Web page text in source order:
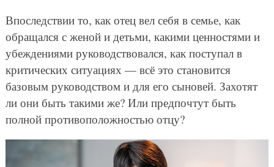
Впоследствии то, как отец вел себя в семье, как
обращался с женой и детьми, какими ценностями и
убеждениями руководствовался, как поступал в
критических ситуациях — всё это становится
базовым руководством и для его сыновей. Захотят
ли они быть такими же? Или предпочтут быть
полной противоположностью отцу?